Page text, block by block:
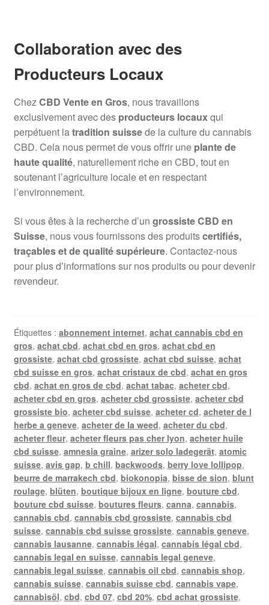
Collaboration avec des
Producteurs Locaux
ChezCBD Vente en Gros, nous travaillons
exclusivement avec des producteurs locauxqui
perpétuent latradition suissede la culture du cannabis
CBD. Cela nous permet de vous offrir une plante de
haute qualité, naturellement riche en CBD, tout en
soutenant l’agriculture locale et en respectant
l’environnement.
Si vous êtes à la recherche d’un grossiste CBD en
Suisse, nous vous fournissons des produitscertifiés,
traçables et de qualité supérieure. Contactez-nous
pour plus d’informations sur nos produits ou pour devenir
revendeur.
Étiquettes : abonnement internet, achat cannabis cbd en
gros, achat cbd, achat cbd en gros, achat cbd en
grossiste, achat cbd grossiste, achat cbd suisse, achat
cbd suisse en gros, achat cristaux de cbd, achat en gros
cbd, achat en gros de cbd, achat tabac, acheter cbd,
acheter cbd en gros, acheter cbd grossiste, acheter cbd
grossiste bio, acheter cbd suisse, acheter cd, acheter de l
herbe a geneve, acheter de la weed, acheter du cbd,
acheter fleur, acheter fleurs pas cher lyon, acheter huile
cbd suisse, amnesia graine, arizer solo ladegerät, atomic
suisse, avis gap, b chill, backwoods, berry love lollipop,
beurre de marrakech cbd, biokonopia, bisse de sion, blunt
roulage, blüten, boutique bijoux en ligne, bouture cbd,
bouture cbd suisse, boutures fleurs, canna, cannabis,
cannabis cbd, cannabis cbd grossiste, cannabis cbd
suisse, cannabis cbd suisse grossiste, cannabis geneve,
cannabis lausanne, cannabis légal, cannabis légal cbd,
cannabis legal en suisse, cannabis legal geneve,
cannabis legal suisse, cannabis oil cbd, cannabis shop,
cannabis suisse, cannabis suisse cbd, cannabis vape,
cannabisöl, cbd, cbd 07, cbd 20%, cbd achat grossiste,